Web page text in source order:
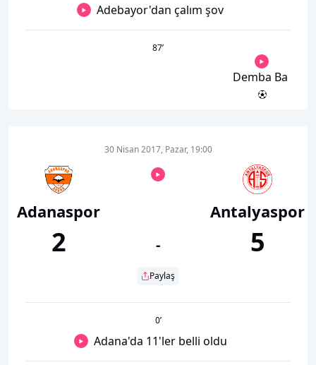
Adebayor'dan çalım şov
87’
Demba Ba
Adanaspor
2
30 Nisan 2017, Pazar, 19:00
-
Paylaş
Antalyaspor
5
0’
Adana'da 11'ler belli oldu